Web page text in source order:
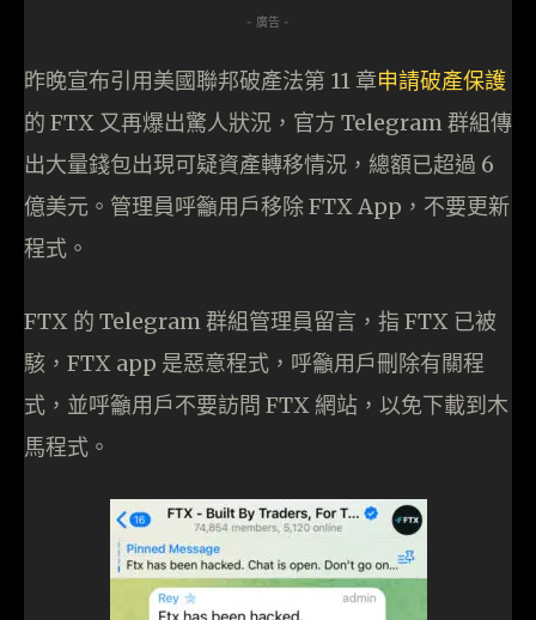
- 廣告 -
昨晚宣布引用美國聯邦破產法第 11 章申請破產保護
的 FTX 又再爆出驚人狀況，官方 Telegram 群組傳
出大量錢包出現可疑資產轉移情況，總額已超過 6
億美元。管理員呼籲用戶移除 FTX App，不要更新
程式。
FTX 的 Telegram 群組管理員留言，指 FTX 已被
駭，FTX app 是惡意程式，呼籲用戶刪除有關程
式，並呼籲用戶不要訪問 FTX 網站，以免下載到木
馬程式。